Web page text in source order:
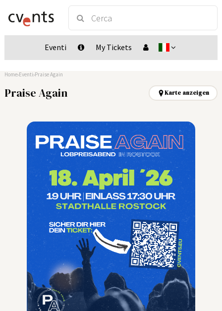
Eventi My Tickets
Home Eventi Praise Again
Praise Again Karte anzeigen